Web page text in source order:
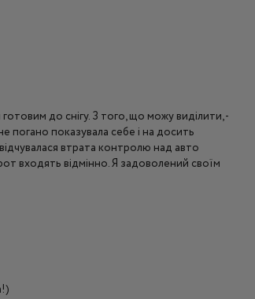
до снігу. З того, що можу виділити, -
погано показувала себе і на досить
втрата контролю над авто
входять відмінно. Я задоволений своїм